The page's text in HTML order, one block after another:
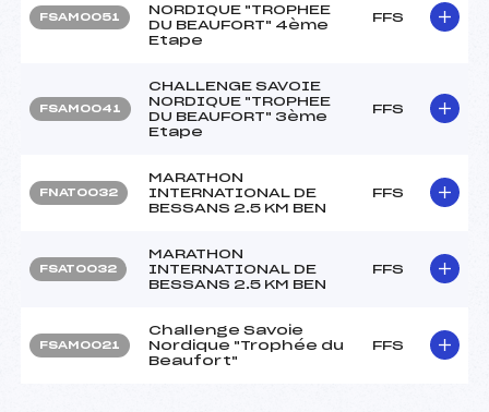
FSAM0051
NORDIQUE "TROPHEE
DU BEAUFORT" 4ème
Etape
FFS
FSAM0041
CHALLENGE SAVOIE
NORDIQUE "TROPHEE
DU BEAUFORT" 3ème
Etape
FFS
FNAT0032
MARATHON
INTERNATIONAL DE
BESSANS 2.5 KM BEN
FFS
FSAT0032
MARATHON
INTERNATIONAL DE
BESSANS 2.5 KM BEN
FFS
FSAM0021
Challenge Savoie
Nordique "Trophée du
Beaufort"
FFS